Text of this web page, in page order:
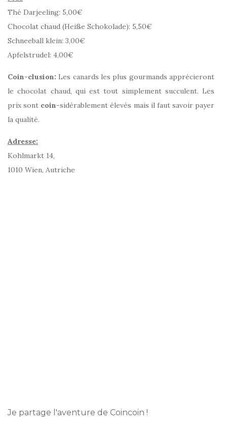
Thé Darjeeling: 5,00€
Chocolat chaud (Heiße Schokolade): 5,50€
Schneeball klein: 3,00€
Apfelstrudel: 4,00€
Coin-clusion: Les canards les plus gourmands apprécieront
le chocolat chaud, qui est tout simplement succulent. Les
prix sont coin-sidérablement élevés mais il faut savoir payer
la qualité.
Adresse:
Kohlmarkt 14,
1010 Wien, Autriche
Je partage l'aventure de Coincoin !